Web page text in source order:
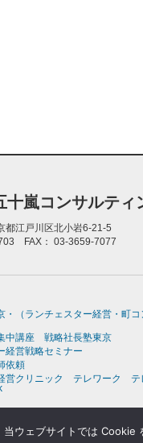
十嵐コンサルティ
江戸川区北小岩6-21-5
FAX： 03-3659-7077
・（ランチェスター経営・町コ
中講座 戦略社長塾東京
経営戦略セミナー
依頼
営クリニック テレワーク テ
ウェブサイトでは Cookie